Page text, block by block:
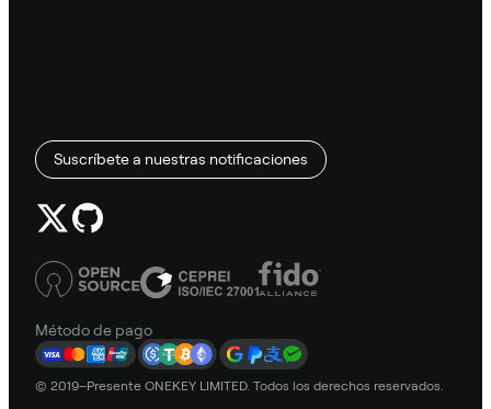
Suscríbete a nuestras notificaciones
Método de pago
© 2019–Presente ONEKEY LIMITED. Todos los derechos reservados.